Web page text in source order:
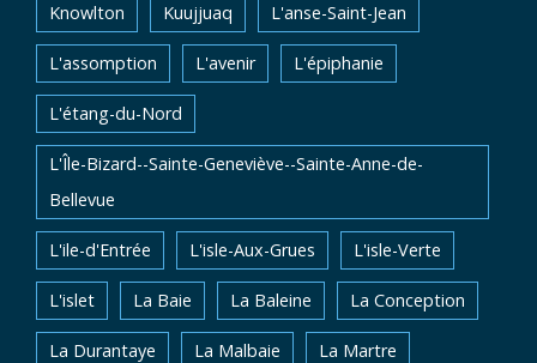
Knowlton Kuujjuaq L'anse-Saint-Jean
L'assomption L'avenir L'épiphanie
L'étang-du-Nord
L'Île-Bizard--Sainte-Geneviève--Sainte-Anne-de-
Bellevue
L'ile-d'Entrée L'isle-Aux-Grues L'isle-Verte
L'islet La Baie La Baleine La Conception
La Durantaye La Malbaie La Martre